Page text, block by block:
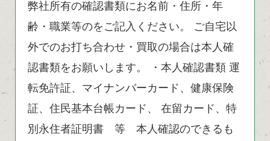
弊社所有の確認書類にお名前・住所・年
齢・職業等のをご記入ください。 ご自宅以
外でのお打ち合わせ・買取の場合は本人確
認書類をお願いします。 ・本人確認書類 運
転免許証、マイナンバーカード、健康保険
証、住民基本台帳カード、 在留カード、特
別永住者証明書 等 本人確認のできるも